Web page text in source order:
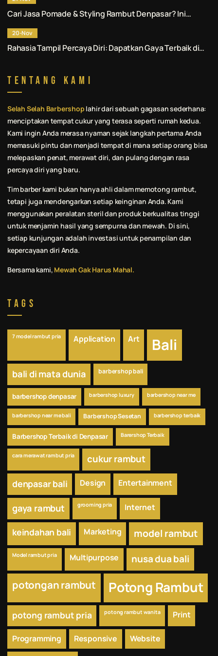
Cari Jasa Pomade & Styling Rambut Denpasar? Ini
20-Nov
Rahasia Tampil Percaya Diri: Dapatkan Gaya Terbaik di
Tentang Kami
Selah Selah Barbershop lahir dari sebuah gagasan sederhana:
menciptakan tempat cukur yang terasa seperti rumah kedua.
Kami ingin Anda merasa nyaman sejak langkah pertama Anda
memasuki pintu dan menjadi tempat di mana setiap orang bisa
melepaskan penat, merawat diri, dan pulang dengan rasa
percaya diri yang baru.
Tim barber kami bukan hanya ahli dalam memotong rambut,
tetapi juga mendengarkan setiap keinginan Anda. Kami
menggunakan peralatan steril dan produk berkualitas tinggi
untuk menjamin hasil yang sempurna dan mewah. Di sini,
setiap kunjungan adalah investasi untuk penampilan dan
kepercayaan diri Anda.
Bersama kami, Mewah Gak Harus Mahal.
Tags
7 model rambut pria Application Art Bali
bali di mata dunia barbershop bali
barbershop denpasar barbershop luxury barbershop near me
barbershop near me bali Barbershop Sesetan barbershop terbaik
Barbershop Terbaik di Denpasar Barershop Terbaik
cara merawat rambut pria cukur rambut
denpasar bali Design Entertainment
gaya rambut grooming pria Internet
keindahan bali Marketing model rambut
Model rambut pria Multipurpose nusa dua bali
potongan rambut Potong Rambut
potong rambut pria potong rambut wanita Print
Programming Responsive Website